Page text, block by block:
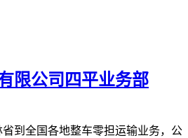
限公司四平业务部
到全国各地整车零担运输业务，公